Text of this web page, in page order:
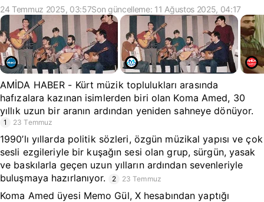
24 Temmuz 2025, 03:57Son güncelleme: 11 Ağustos 2025, 04:17
AMİDA HABER - Kürt müzik toplulukları arasında
hafızalara kazınan isimlerden biri olan Koma Amed, 30
yıllık uzun bir aranın ardından yeniden sahneye dönüyor.
1 23 Temmuz
1990’lı yıllarda politik sözleri, özgün müzikal yapısı ve çok
sesli ezgileriyle bir kuşağın sesi olan grup, sürgün, yasak
ve baskılarla geçen uzun yılların ardından sevenleriyle
buluşmaya hazırlanıyor.
2 23 Temmuz
Koma Amed üyesi Memo Gül, X hesabından yaptığı